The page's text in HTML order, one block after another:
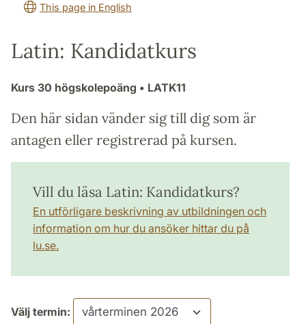
This page in English
Latin: Kandidatkurs
Kurs 30 högskolepoäng • LATK11
Den här sidan vänder sig till dig som är
antagen eller registrerad på kursen.
Vill du läsa Latin: Kandidatkurs?
En utförligare beskrivning av utbildningen och
information om hur du ansöker hittar du på
lu.se.
Välj termin: